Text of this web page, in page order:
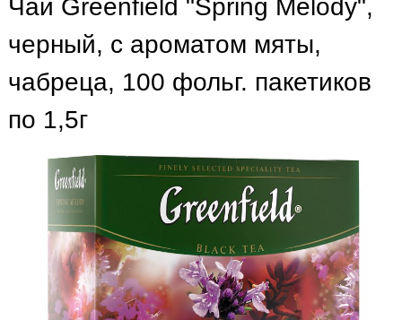
Чай Greenfield "Spring Melody",
черный, с ароматом мяты,
чабреца, 100 фольг. пакетиков
по 1,5г